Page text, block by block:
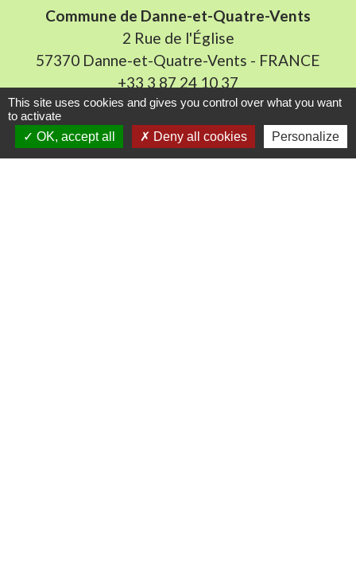
Commune de Danne-et-Quatre-Vents
2 Rue de l'Église
57370 Danne-et-Quatre-Vents - FRANCE
+33 3 87 24 10 37
Accueil en mairie :
Lundi de 10h à 12h et de 16h à 19h
This site uses cookies and gives you control over what you want
to activate
OK, accept all
Deny all cookies Personalize